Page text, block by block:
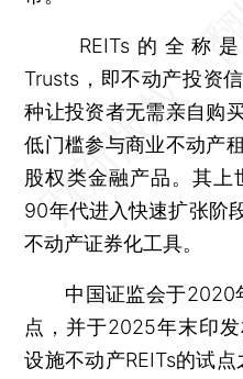
REITs的全称是
Trusts，即不动产投资
种让投资者无需亲自购
低门槛参与商业不动产
股权类金融产品。其上
90年代进入快速扩张阶
不动产证券化工具。
中国证监会于2020
点，并于2025年末印
设施不动产REITs的试